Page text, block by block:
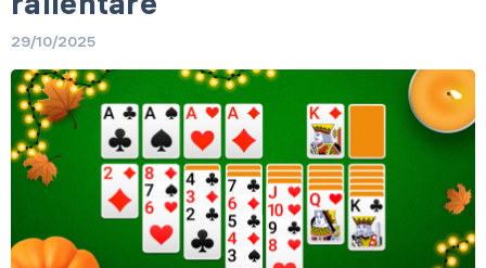
Pesca 1
Pesca 3
29/10/2025